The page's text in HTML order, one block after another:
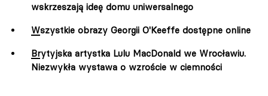
wskrzeszają ideę domu uniwersalnego
Wszystkie obrazy Georgii O'Keeffe dostępne online
Brytyjska artystka Lulu MacDonald we Wrocławiu.
Niezwykła wystawa o wzroście w ciemności